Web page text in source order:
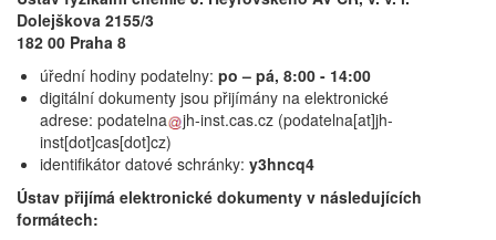
Dolejškova 2155/3
182 00 Praha 8
úřední hodiny podatelny: po – pá, 8:00 - 14:00
digitální dokumenty jsou přijímány na elektronické
adrese: podatelna jh-inst.cas.cz (podatelna[at]jh-
inst[dot]cas[dot]cz)
identifikátor datové schránky: y3hncq4
Ústav přijímá elektronické dokumenty v následujících
formátech: